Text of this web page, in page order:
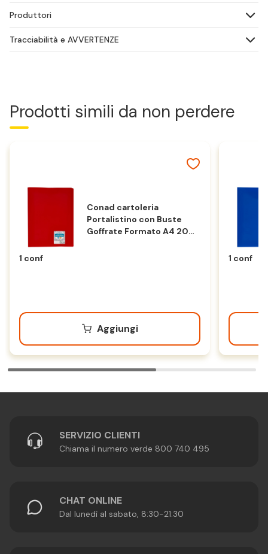
Produttori
Tracciabilità e AVVERTENZE
Prodotti simili da non perdere
Conad cartoleria
Portalistino con Buste
Goffrate Formato A4 20
1 conf
Aggiungi
1 conf
SERVIZIO CLIENTI
Chiama il numero verde 800 740 495
CHAT ONLINE
Dal lunedì al sabato, 8:30-21:30